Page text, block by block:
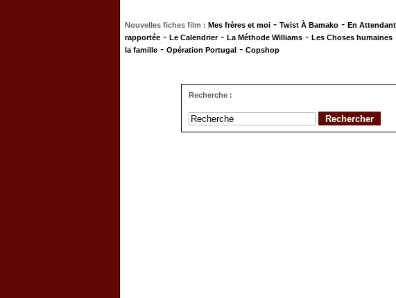
Nouvelles fiches film : Mes frères et moi - Twist À Bamako - En
rapportée - Le Calendrier- La Méthode Williams - Les Choses humaines
la famille - Opération Portugal - Copshop
Recherche :